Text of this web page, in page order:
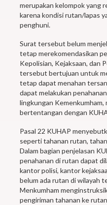
merupakan kelompok yang
karena kondisi rutan/lapas
penghuni.
Surat tersebut belum
tetap merekomendasikan
Kepolisian, Kejaksaan, dan
tersebut bertujuan untuk
tetap dapat menahan
dapat melakukan
lingkungan Kemenkumham,
bertentangan dengan
Pasal 22 KUHAP
seperti tahanan rutan,
Dalam bagian penjelasan
penahanan di rutan dapat
kantor polisi, kantor
belum ada rutan di wilayah
Menkumham
pengiriman tahanan ke